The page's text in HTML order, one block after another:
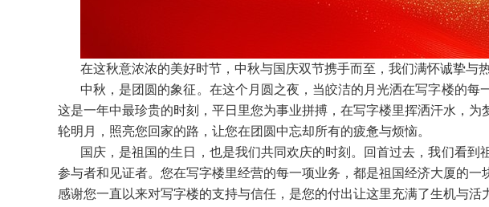
在这秋意浓浓的美好时节，中秋与国庆双节携手而至，我们满怀诚挚与
中秋，是团圆的象征。在这个月圆之夜，当皎洁的月光洒在写字楼的
这是一年中最珍贵的时刻，平日里您为事业拼搏，在写字楼里挥洒汗水，
轮明月，照亮您回家的路，让您在团圆中忘却所有的疲惫与烦恼。
国庆，是祖国的生日，也是我们共同欢庆的时刻。回首过去，我们看
参与者和见证者。您在写字楼里经营的每一项业务，都是祖国经济大厦的
感谢您一直以来对写字楼的支持与信任，是您的付出让这里充满了生机与活